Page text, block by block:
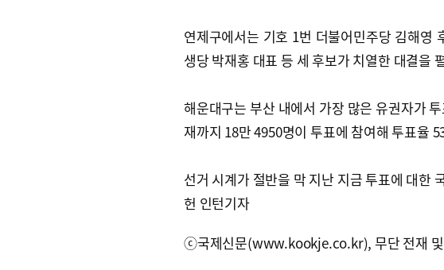
연제구에서는 기호 1번 더불어민주당 김해영
생당 박재홍 대표 등 세 후보가 치열한 대결을
해운대구는 부산 내에서 가장 많은 유권자가
재까지 18만 4950명이 투표에 참여해 투표율
선거 시계가 절반을 막 지난 지금 투표에 대한
헌 인턴기자
ⓒ국제신문(www.kookje.co.kr), 무단 전재 및